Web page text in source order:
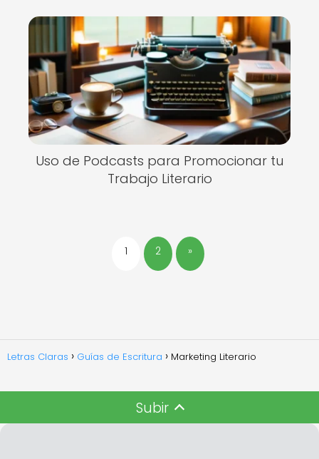
Uso de Podcasts para Promocionar tu
Trabajo Literario
1 2 »
Letras Claras Guías de Escritura Marketing Literario
Subir